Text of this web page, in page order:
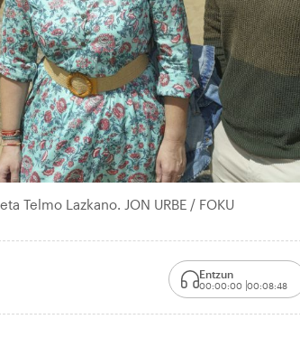
Telmo Lazkano. JON URBE / FOKU
Entzun
00:00:00 00:08:48